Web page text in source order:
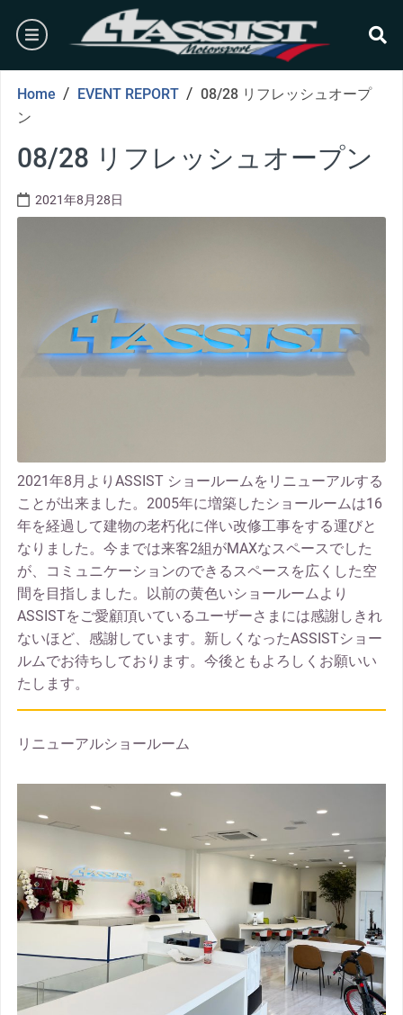
content
burger
Home / EVENT REPORT / 08/28 リフレッシュオープ
ン
08/28 リフレッシュオープン
2021年8月28日
2021年8月よりASSIST ショールームをリニューアルする
ことが出来ました。2005年に増築したショールームは16
年を経過して建物の老朽化に伴い改修工事をする運びと
なりました。今までは来客2組がMAXなスペースでした
が、コミュニケーションのできるスペースを広くした空
間を目指しました。以前の黄色いショールームより
ASSISTをご愛顧頂いているユーザーさまには感謝しきれ
ないほど、感謝しています。新しくなったASSISTショー
ルムでお待ちしております。今後ともよろしくお願いい
たします。
リニューアルショールーム